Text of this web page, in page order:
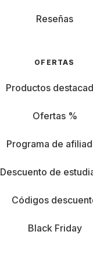
Reseñas
OFERTAS
Productos
Ofertas %
Programa de
Descuento de
Códigos
Black Friday